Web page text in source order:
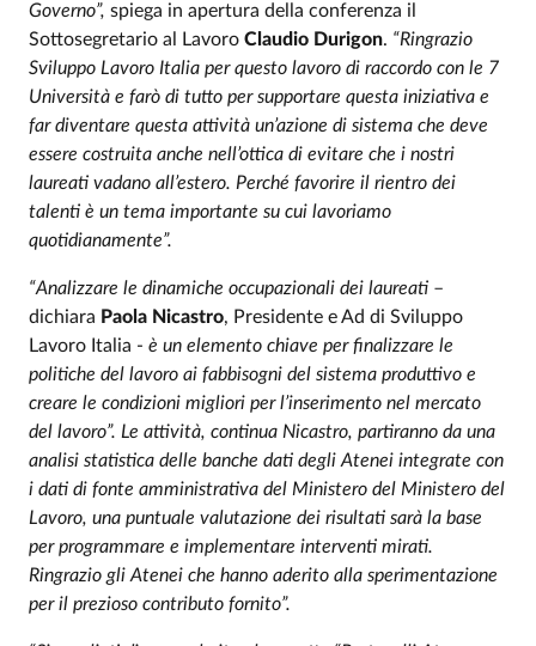
Governo”, spiega in apertura della conferenza il
Sottosegretario al Lavoro Claudio Durigon. “Ringrazio
Sviluppo Lavoro Italia per questo lavoro di raccordo con le 7
Università e farò di tutto per supportare questa iniziativa e
far diventare questa attività un’azione di sistema che deve
essere costruita anche nell’ottica di evitare che i nostri
laureati vadano all’estero. Perché favorire il rientro dei
talenti è un tema importante su cui lavoriamo
quotidianamente”.
“Analizzare le dinamiche occupazionali dei laureati –
dichiara Paola Nicastro, Presidente e Ad di Sviluppo
Lavoro Italia - è un elemento chiave per finalizzare le
politiche del lavoro ai fabbisogni del sistema produttivo e
creare le condizioni migliori per l’inserimento nel mercato
del lavoro”. Le attività, continua Nicastro, partiranno da una
analisi statistica delle banche dati degli Atenei integrate con
i dati di fonte amministrativa del Ministero del Ministero del
Lavoro, una puntuale valutazione dei risultati sarà la base
per programmare e implementare interventi mirati.
Ringrazio gli Atenei che hanno aderito alla sperimentazione
per il prezioso contributo fornito”.